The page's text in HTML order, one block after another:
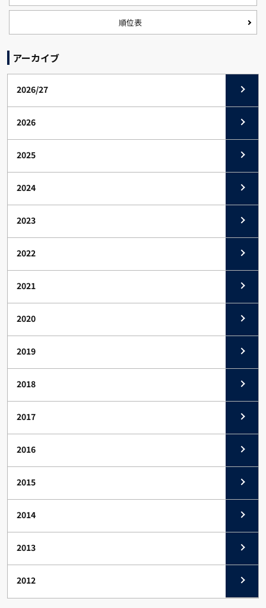
順位表
アーカイブ
2026/27
2026
2025
2024
2023
2022
2021
2020
2019
2018
2017
2016
2015
2014
2013
2012